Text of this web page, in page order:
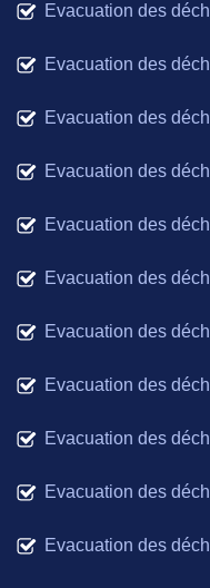
Evacuation des
Evacuation des
Evacuation des
Evacuation des
Evacuation des
Evacuation des
Evacuation des
Evacuation des
Evacuation des
Evacuation des
Evacuation des